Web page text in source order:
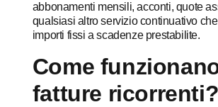
abbonamenti mensili, acconti, quote
qualsiasi altro servizio continuativo
importi fissi a scadenze prestabilite.
Come
fatture ricorrenti?